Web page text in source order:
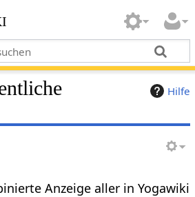
Hilfe
Anzeige aller in Yogawiki